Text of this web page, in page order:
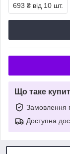
693 ₴ від 10 шт.
Що таке
Замовлення
Доступна